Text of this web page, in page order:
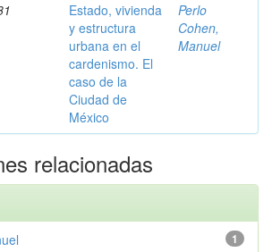
Estado, vivienda
y estructura
urbana en el
cardenismo. El
caso de la
Ciudad de
México
Perlo
Cohen,
Manuel
relacionadas
1